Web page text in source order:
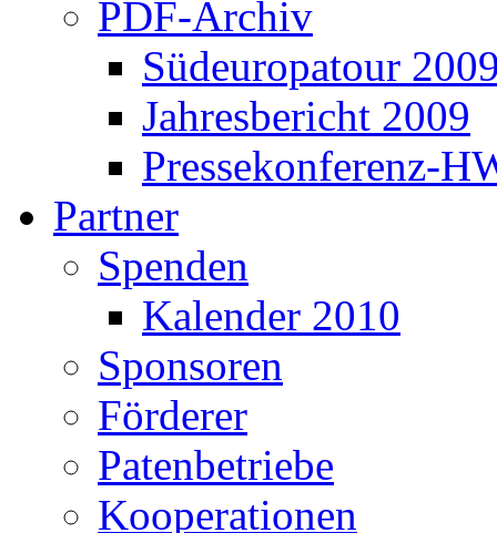
PDF-Archiv
Südeuropatour
Jahresbericht 2009
Pressekonferenz-
Partner
Spenden
Kalender 2010
Sponsoren
Förderer
Patenbetriebe
Kooperationen